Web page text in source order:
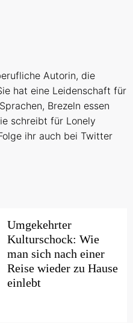
Autorin, die
hat eine Leidenschaft für
Brezeln essen
schreibt für Lonely
ihr auch bei Twitter
Umgekehrter
Kulturschock: Wie
man sich nach einer
Reise wieder zu Hause
einlebt